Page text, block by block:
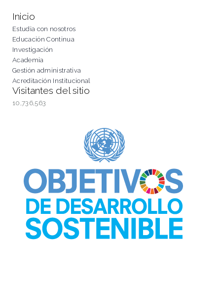
Inicio
Estudia con nosotros
Educación Continua
Investigación
Academia
Gestión administrativa
Acreditación Institucional
Visitantes del sitio
10,736,563